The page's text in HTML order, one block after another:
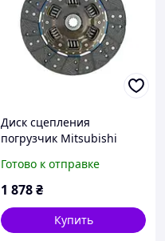
Диск сцепления
погрузчик Mitsubishi
Готово к отправке
1 878₴
Купить